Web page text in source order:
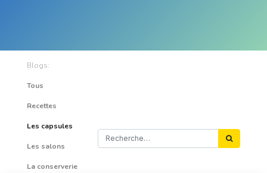
Blogs:
Tous
Recettes
Les capsules
Les salons
La conserverie